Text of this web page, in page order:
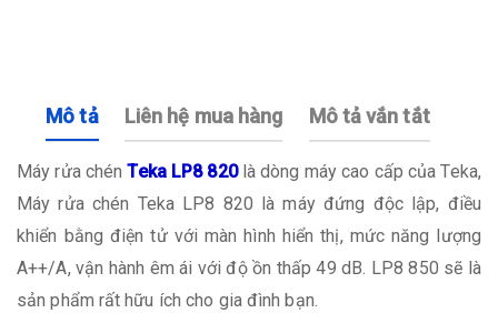
Mô tả Liên hệ mua hàng Mô tả vắn tắt
Máy rửa chénTeka LP8 820 là dòng máy cao cấp của Teka,
Máy rửa chén Teka LP8 820 là máy đứng độc lập, điều
khiển bằng điện tử với màn hình hiển thị, mức năng lượng
A++/A, vận hành êm ái với độ ồn thấp 49 dB. LP8 850 sẽ là
sản phẩm rất hữu ích cho gia đình bạn.